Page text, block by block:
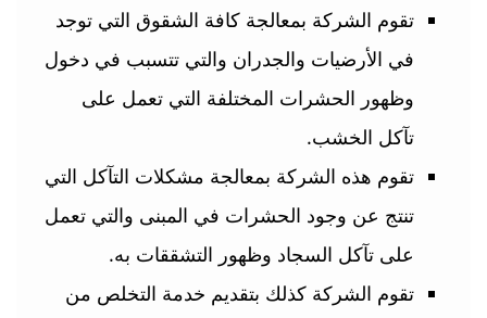
تقوم الشركة بمعالجة كافة الشقوق التي توجد
في الأرضيات والجدران والتي تتسبب في دخول
وظهور الحشرات المختلفة التي تعمل على
تآكل الخشب.
تقوم هذه الشركة بمعالجة مشكلات التآكل التي
تنتج عن وجود الحشرات في المبنى والتي تعمل
على تآكل السجاد وظهور التشققات به.
تقوم الشركة كذلك بتقديم خدمة التخلص من